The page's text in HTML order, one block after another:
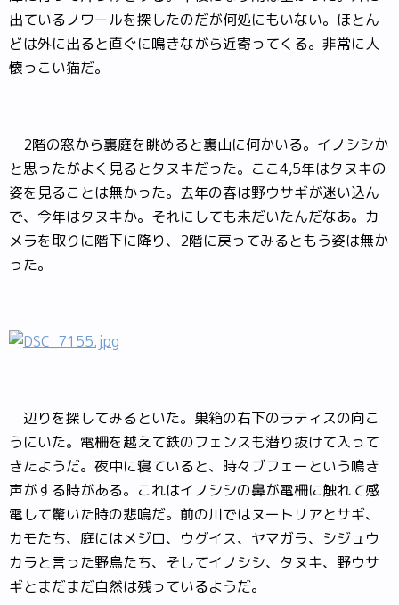
出ているノワールを探したのだが何処にもいない。ほとん
どは外に出ると直ぐに鳴きながら近寄ってくる。非常に人
懐っこい猫だ。
2階の窓から裏庭を眺めると裏山に何かいる。イノシシか
と思ったがよく見るとタヌキだった。ここ4,5年はタヌキの
姿を見ることは無かった。去年の春は野ウサギが迷い込ん
で、今年はタヌキか。それにしても未だいたんだなあ。カ
メラを取りに階下に降り、2階に戻ってみるともう姿は無か
った。
辺りを探してみるといた。巣箱の右下のラティスの向こ
うにいた。電柵を越えて鉄のフェンスも潜り抜けて入って
きたようだ。夜中に寝ていると、時々ブフェーという鳴き
声がする時がある。これはイノシシの鼻が電柵に触れて感
電して驚いた時の悲鳴だ。前の川ではヌートリアとサギ、
カモたち、庭にはメジロ、ウグイス、ヤマガラ、シジュウ
カラと言った野鳥たち、そしてイノシシ、タヌキ、野ウサ
ギとまだまだ自然は残っているようだ。